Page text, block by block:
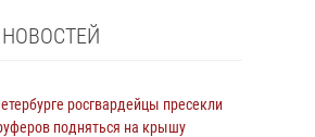
росгвардейцы пресекли
подняться на крышу